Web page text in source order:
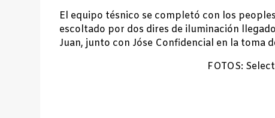
El equipo tésnico se completó con los
escoltado por dos dires de iluminación
Juan, junto con Jóse Confidencial en la toma
FOTOS: